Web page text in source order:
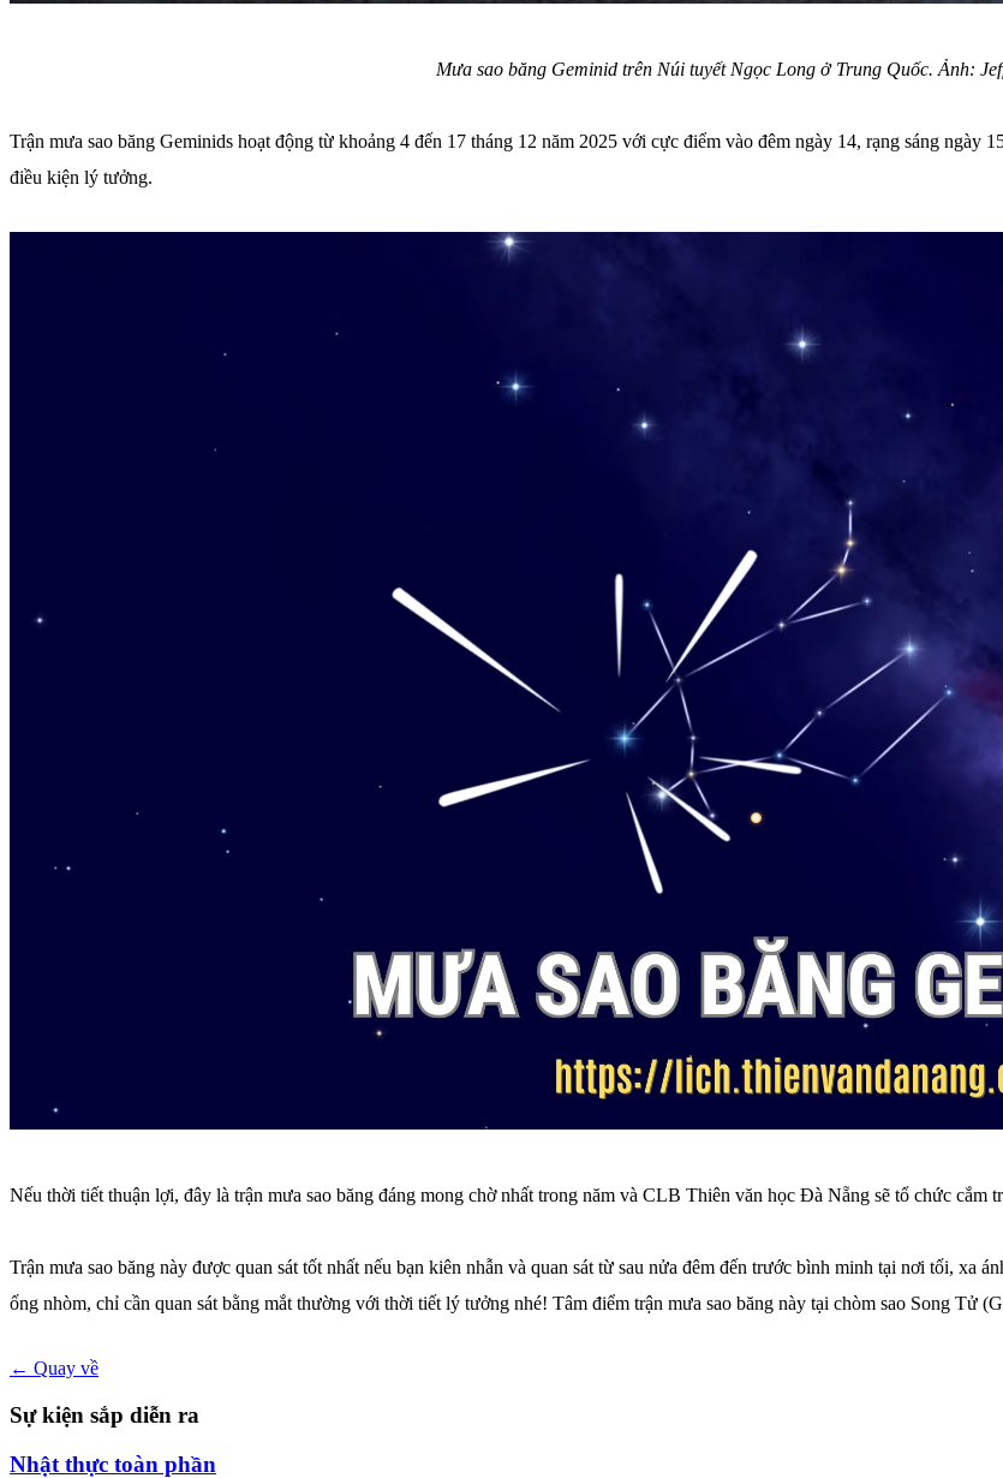
Mưa sao băng Geminid trên Núi tuyết Ngọc Long ở Trung Quốc. Ảnh:
Trận mưa sao băng Geminids hoạt động từ khoảng 4 đến 17 tháng 12 năm 2025 với cực điểm vào đêm ngày 14, rạng sáng ngày
điều kiện lý tưởng.
Nếu thời tiết thuận lợi, đây là trận mưa sao băng đáng mong chờ nhất trong năm và CLB Thiên văn học Đà Nẵng sẽ tổ chức cắm
Trận mưa sao băng này được quan sát tốt nhất nếu bạn kiên nhẫn và quan sát từ sau nửa đêm đến trước bình minh tại nơi tối, xa
ống nhòm, chỉ cần quan sát bằng mắt thường với thời tiết lý tưởng nhé! Tâm điểm trận mưa sao băng này tại chòm sao Song Tử
← Quay về
Sự kiện sắp diễn ra
Nhật thực toàn phần